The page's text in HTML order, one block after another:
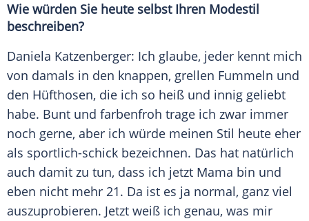
Wie würden Sie heute selbst Ihren Modestil
beschreiben?
Daniela Katzenberger: Ich glaube, jeder kennt mich
von damals in den knappen, grellen Fummeln und
den Hüfthosen, die ich so heiß und innig geliebt
habe. Bunt und farbenfroh trage ich zwar immer
noch gerne, aber ich würde meinen Stil heute eher
als sportlich-schick bezeichnen. Das hat natürlich
auch damit zu tun, dass ich jetzt Mama bin und
eben nicht mehr 21. Da ist es ja normal, ganz viel
auszuprobieren. Jetzt weiß ich genau, was mir